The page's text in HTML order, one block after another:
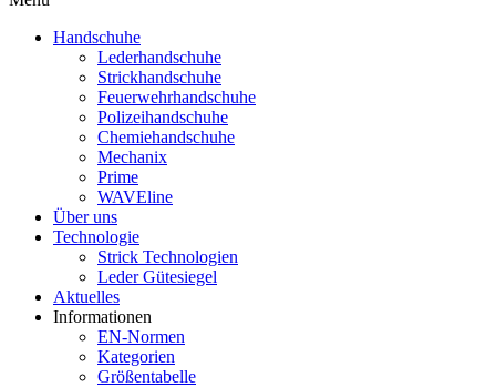
Handschuhe
Lederhandschuhe
Strickhandschuhe
Feuerwehrhandschuhe
Polizeihandschuhe
Chemiehandschuhe
Mechanix
Prime
WAVEline
Über uns
Technologie
Strick Technologien
Leder Gütesiegel
Aktuelles
Informationen
EN-Normen
Kategorien
Größentabelle